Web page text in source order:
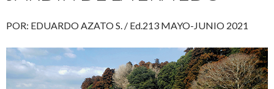
POR: EDUARDO AZATO S. / Ed.213 MAYO-JUNIO 2021